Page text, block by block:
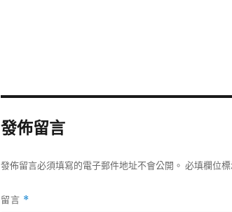
發佈留言
發佈留言必須填寫的電子郵件地址不會公開。 必填欄位
留言 *